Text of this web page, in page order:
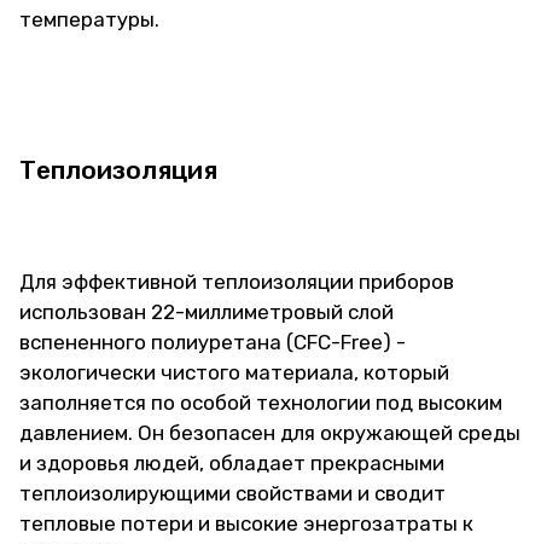
температуры.
Теплоизоляция
Для эффективной теплоизоляции приборов
использован 22-миллиметровый слой
вспененного полиуретана (CFC-Free) -
экологически чистого материала, который
заполняется по особой технологии под высоким
давлением. Он безопасен для окружающей среды
и здоровья людей, обладает прекрасными
теплоизолирующими свойствами и сводит
тепловые потери и высокие энергозатраты к